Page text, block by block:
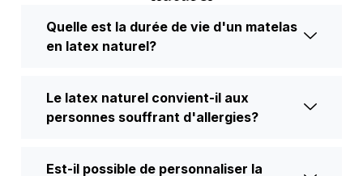
Quelle est la durée de vie d'un matelas
en latex naturel?
Le latex naturel convient-il aux
personnes souffrant d'allergies?
Est-il possible de personnaliser la